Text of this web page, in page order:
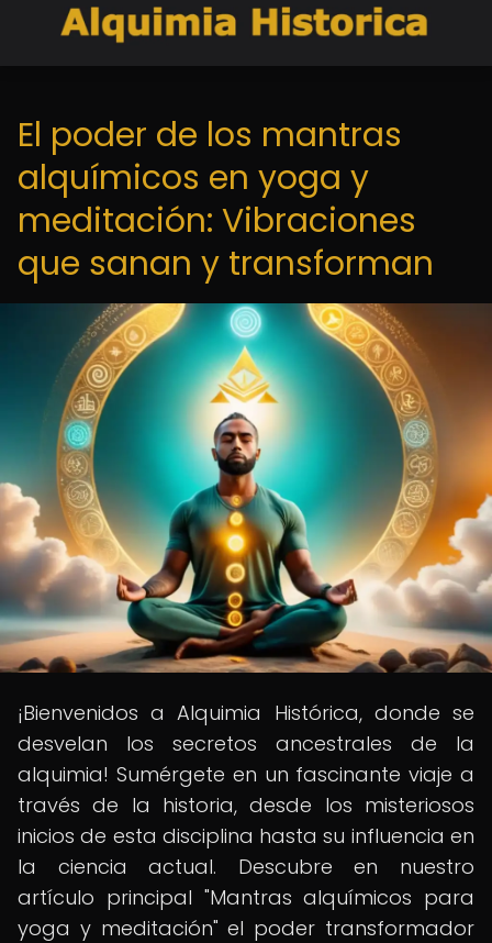
El poder de los mantras
alquímicos en yoga y
meditación: Vibraciones
que sanan y transforman
¡Bienvenidos a Alquimia Histórica, donde se
desvelan los secretos ancestrales de la
alquimia! Sumérgete en un fascinante viaje a
través de la historia, desde los misteriosos
inicios de esta disciplina hasta su influencia en
la ciencia actual. Descubre en nuestro
artículo principal "Mantras alquímicos para
yoga y meditación" el poder transformador